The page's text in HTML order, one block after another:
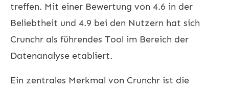
treffen. Mit einer Bewertung von 4.6 in der
Beliebtheit und 4.9 bei den Nutzern hat sich
Crunchr als führendes Tool im Bereich der
Datenanalyse etabliert.
Ein zentrales Merkmal von Crunchr ist die